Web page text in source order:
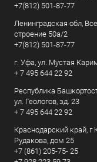
+7(812) 501-87-77
Ленинградская обл,
строение 50а/2
+7(812) 501-87-77
г. Уфа, ул. Мустая
+ 7 495 644 22 92
Республика
ул. Геологов, зд. 23
+ 7 495 644 22 92
Краснодарский край,
Рудакова, дом 25
+7 (861) 205-75- 25